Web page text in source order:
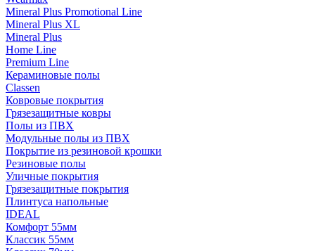
Mineral Plus Promotional Line
Mineral Plus XL
Mineral Plus
Home Line
Premium Line
Кераминовые полы
Classen
Ковровые покрытия
Грязезащитные ковры
Полы из ПВХ
Модульные полы из ПВХ
Покрытие из резиновой крошки
Резиновые полы
Уличные покрытия
Грязезащитные покрытия
Плинтуса напольные
IDEAL
Комфорт 55мм
Классик 55мм